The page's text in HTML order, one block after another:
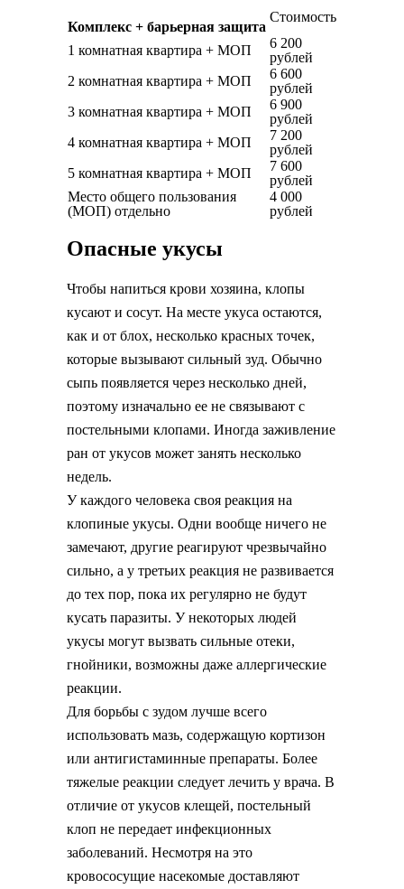
Комплекс + барьерная защита
Стоимость
1 комнатная квартира + МОП
6 200
рублей
2 комнатная квартира + МОП
6 600
рублей
3 комнатная квартира + МОП
6 900
рублей
4 комнатная квартира + МОП
7 200
рублей
5 комнатная квартира + МОП
7 600
рублей
Место общего пользования
(МОП) отдельно
4 000
рублей
Опасные укусы
Чтобы напиться крови хозяина, клопы
кусают и сосут. На месте укуса остаются,
как и от блох, несколько красных точек,
которые вызывают сильный зуд. Обычно
сыпь появляется через несколько дней,
поэтому изначально ее не связывают с
постельными клопами. Иногда заживление
ран от укусов может занять несколько
недель.
У каждого человека своя реакция на
клопиные укусы. Одни вообще ничего не
замечают, другие реагируют чрезвычайно
сильно, а у третьих реакция не развивается
до тех пор, пока их регулярно не будут
кусать паразиты. У некоторых людей
укусы могут вызвать сильные отеки,
гнойники, возможны даже аллергические
реакции.
Для борьбы с зудом лучше всего
использовать мазь, содержащую кортизон
или антигистаминные препараты. Более
тяжелые реакции следует лечить у врача. В
отличие от укусов клещей, постельный
клоп не передает инфекционных
заболеваний. Несмотря на это
кровососущие насекомые доставляют